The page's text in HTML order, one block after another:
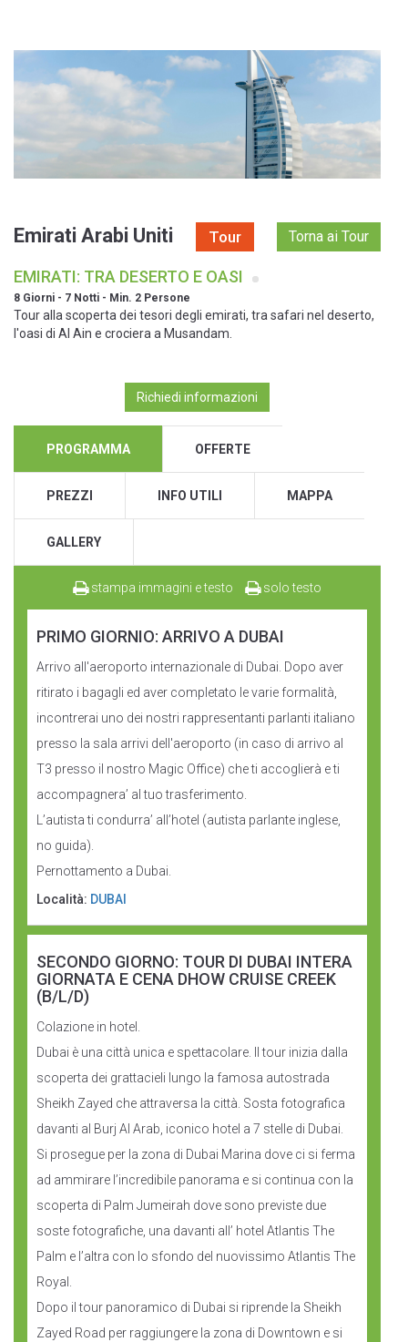
Emirati Arabi Uniti Tour Torna ai Tour
EMIRATI: TRA DESERTO E OASI
8 Giorni - 7 Notti - Min. 2 Persone
Tour alla scoperta dei tesori degli emirati, tra safari nel deserto,
l'oasi di Al Ain e crociera a Musandam.
Richiedi informazioni
PROGRAMMA OFFERTE
PREZZI INFO UTILI MAPPA
GALLERY
stampa immagini e testo solo testo
PRIMO GIORNIO: ARRIVO A DUBAI
Arrivo all'aeroporto internazionale di Dubai. Dopo aver
ritirato i bagagli ed aver completato le varie formalità,
incontrerai uno dei nostri rappresentanti parlanti italiano
presso la sala arrivi dell'aeroporto (in caso di arrivo al
T3 presso il nostro Magic Office) che ti accoglierà e ti
accompagnera’ al tuo trasferimento.
L’autista ti condurra’ all’hotel (autista parlante inglese,
no guida).
Pernottamento a Dubai.
Località: DUBAI
SECONDO GIORNO: TOUR DI DUBAI INTERA
GIORNATA E CENA DHOW CRUISE CREEK
(B/L/D)
Colazione in hotel.
Dubai è una città unica e spettacolare. Il tour inizia dalla
scoperta dei grattacieli lungo la famosa autostrada
Sheikh Zayed che attraversa la città. Sosta fotografica
davanti al Burj Al Arab, iconico hotel a 7 stelle di Dubai.
Si prosegue per la zona di Dubai Marina dove ci si ferma
ad ammirare l’incredibile panorama e si continua con la
scoperta di Palm Jumeirah dove sono previste due
soste fotografiche, una davanti all’ hotel Atlantis The
Palm e l’altra con lo sfondo del nuovissimo Atlantis The
Royal.
Dopo il tour panoramico di Dubai si riprende la Sheikh
Zayed Road per raggiungere la zona di Downtown e si